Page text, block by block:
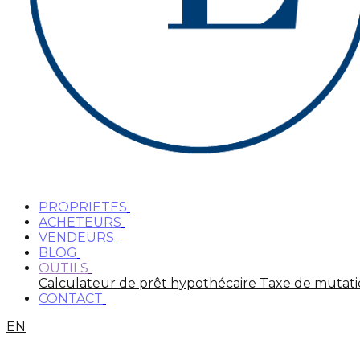
PROPRIETES
ACHETEURS
VENDEURS
BLOG
OUTILS
Calculateur de prêt hypothécaire Taxe de
CONTACT
EN